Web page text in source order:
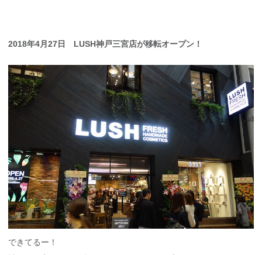
2018年4月27日 LUSH神戸三宮店が移転オープン！
できてるー！